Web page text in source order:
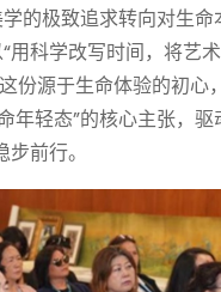
的极致追求转向对生
科学改写时间，将艺
份源于生命体验的初心
轻态”的核心主张，
前行。